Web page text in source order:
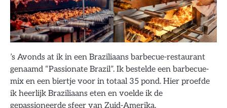
’s Avonds at ik in een Braziliaans barbecue-restaurant
genaamd “Passionate Brazil”. Ik bestelde een barbecue-
mix en een biertje voor in totaal 35 pond. Hier proefde
ik heerlijk Braziliaans eten en voelde ik de
gepassioneerde sfeer van Zuid-Amerika.